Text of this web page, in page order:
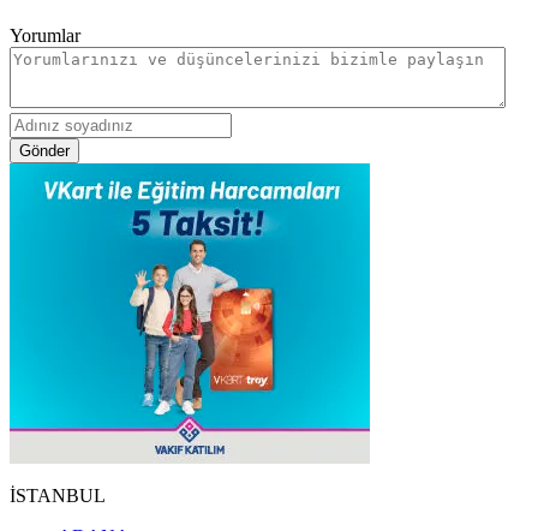
Yorumlar
Gönder
İSTANBUL